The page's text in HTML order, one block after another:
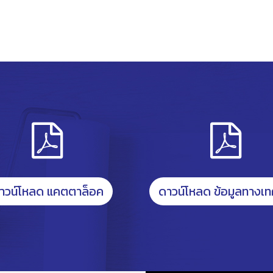
วน์โหลด แคตตาล็อค ดาวน์โหลด ข้อมูลทางเ